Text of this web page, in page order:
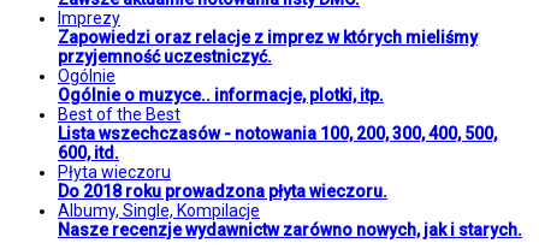
Imprezy
Zapowiedzi oraz relacje z imprez w których mieliśmy
przyjemność uczestniczyć.
Ogólnie
Ogólnie o muzyce.. informacje, plotki, itp.
Best of the Best
Lista wszechczasów - notowania 100, 200, 300, 400, 500,
600, itd.
Płyta wieczoru
Do 2018 roku prowadzona płyta wieczoru.
Albumy, Single, Kompilacje
Nasze recenzje wydawnictw zarówno nowych, jak i starych.